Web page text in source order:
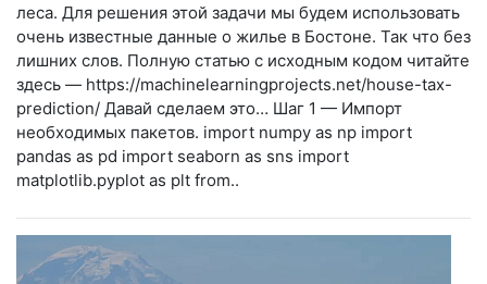
леса. Для решения этой задачи мы будем использовать
очень известные данные о жилье в Бостоне. Так что без
лишних слов. Полную статью с исходным кодом читайте
здесь — https://machinelearningprojects.net/house-tax-
prediction/ Давай сделаем это… Шаг 1 — Импорт
необходимых пакетов. import numpy as np import
pandas as pd import seaborn as sns import
matplotlib.pyplot as plt from..